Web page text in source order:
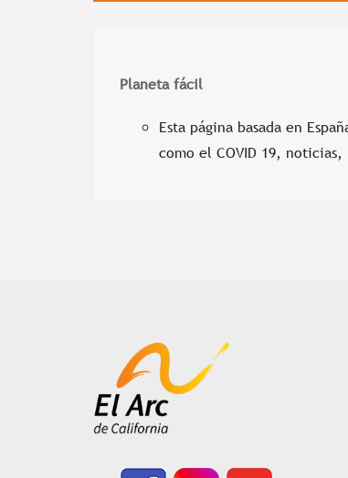
Planeta fácil
Esta página basada en
como el COVID 19,